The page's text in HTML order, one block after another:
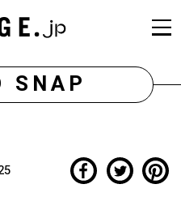
SNAP